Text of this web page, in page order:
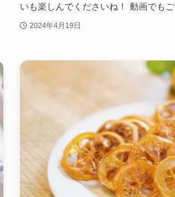
いも楽しんでくださいね！ 動画でも
2024年4月19日